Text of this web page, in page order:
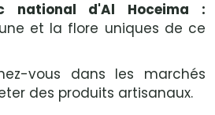
national d'Al Hoceima :
et la flore uniques de ce
vous dans les marchés
des produits artisanaux.